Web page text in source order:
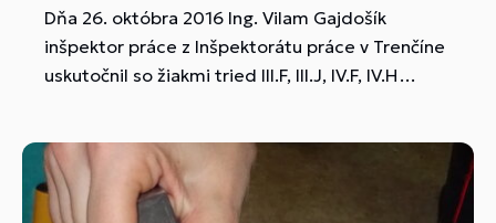
Dňa 26. októbra 2016 Ing. Vilam Gajdošík
inšpektor práce z Inšpektorátu práce v Trenčíne
uskutočnil so žiakmi tried III.F, III.J, IV.F, IV.H